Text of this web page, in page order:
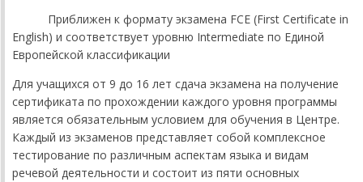
Приближен к формату экзамена FCE (First Certificate in
English) и соответствует уровню Intermediate по Единой
Европейской классификации
Для учащихся от 9 до 16 лет сдача экзамена на получение
сертификата по прохождении каждого уровня программы
является обязательным условием для обучения в Центре.
Каждый из экзаменов представляет собой комплексное
тестирование по различным аспектам языка и видам
речевой деятельности и состоит из пяти основных